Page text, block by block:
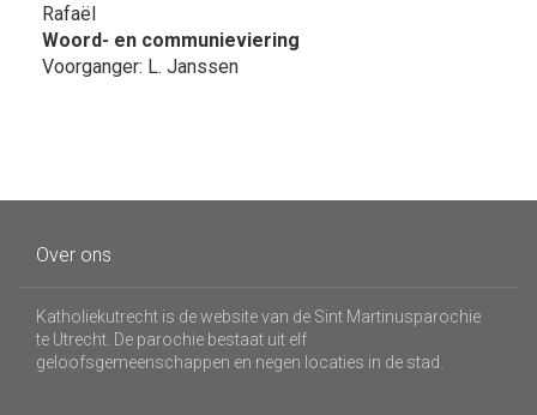
Rafaël
Woord- en communieviering
Voorganger: L. Janssen
Over ons
Katholiekutrecht is de website van de Sint Martinusparochie
te Utrecht. De parochie bestaat uit elf
geloofsgemeenschappen en negen locaties in de stad.